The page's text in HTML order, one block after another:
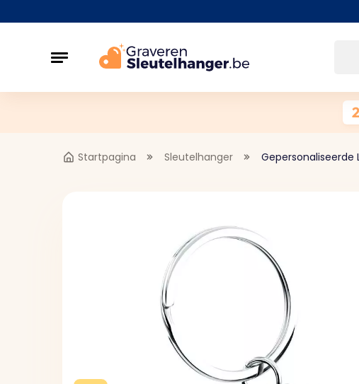
Startpagina Sleutelhanger Gepersonaliseerde